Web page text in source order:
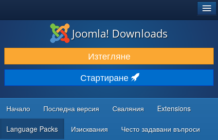
ИЗТЕГЛЯНЕ & РАЗШИРЯВАНЕ
ОТКРИВАЙТЕ & УЧЕТЕ
ОБЩНОСТ & ПОДДРЪЖКА
РЕСУРСИ ЗА РАЗРАБОТКА
Joomla! Downloads
Изтегляне
Стартиране
Начало Последна версия Сваляния Extensions
Language Packs Изисквания Често задавани въпроси